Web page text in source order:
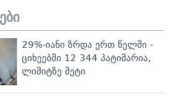
29%-იანი ზრდა ერთ წელში -
ციხეებში 12 344 პატიმარია,
ლიმიტზე მეტი